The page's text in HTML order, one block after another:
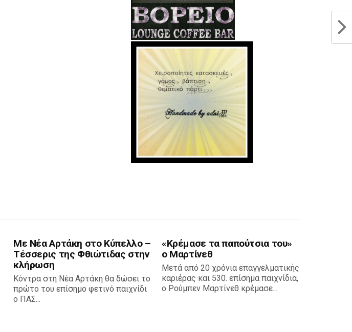
Με Νέα Αρτάκη στο Κύπελλο –
Τέσσερις της Φθιώτιδας στην
κλήρωση
Κόντρα στη Νέα Αρτάκη θα δώσει το
πρώτο του επίσημο φετινό παιχνίδι
ο ΠΑΣ...
«Κρέμασε τα παπούτσια του»
ο Μαρτίνεθ
Μετά από 20 χρόνια επαγγελματικής
καριέρας και 530. επίσημα παιχνίδια,
ο Ρούμπεν Μαρτίνεθ κρέμασε...